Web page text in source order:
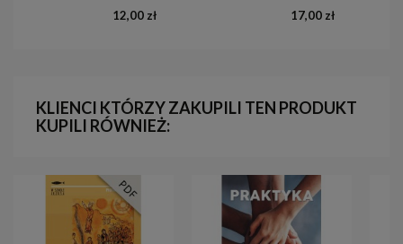
12,00 zł 17,00 zł
KLIENCI KTÓRZY ZAKUPILI TEN PRODUKT
KUPILI RÓWNIEŻ: